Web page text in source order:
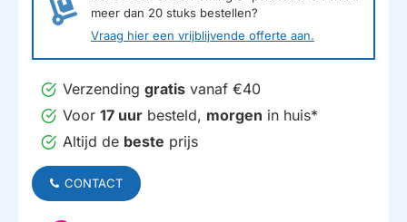
meer dan 20 stuks bestellen?
Vraag hier een vrijblijvende offerte aan.
Verzending gratis vanaf €40
Voor 17 uur besteld, morgen in huis*
Altijd de beste prijs
CONTACT